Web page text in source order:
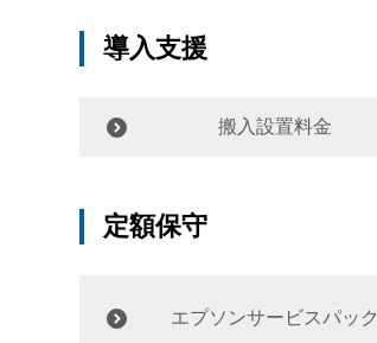
導入支援
搬入設置料金
定額保守
エプソンサービスパック